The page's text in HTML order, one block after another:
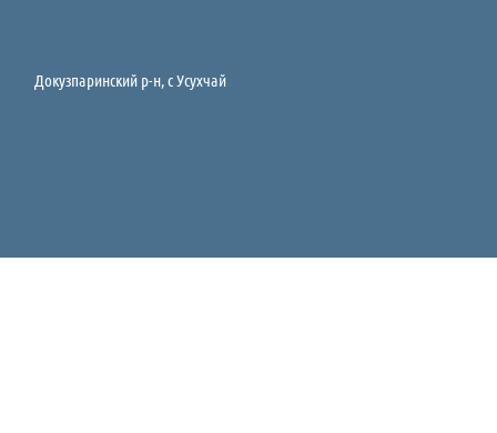
Докузпаринский р-н, c Усухчай